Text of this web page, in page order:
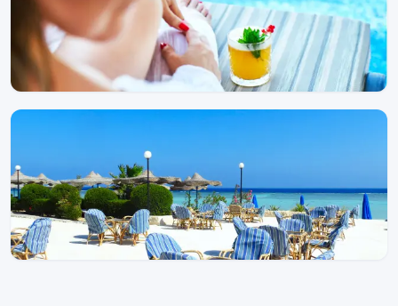
Hoteluri de 4 stele